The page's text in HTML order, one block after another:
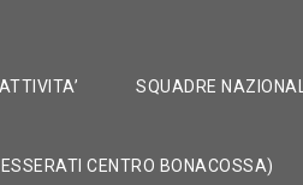
ATTIVITA’ SQUADRE NAZIONALI
CENTRO BONACOSSA)